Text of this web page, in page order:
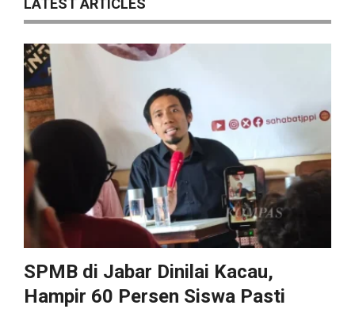
SPMB di Jabar Dinilai Kacau,
Hampir 60 Persen Siswa Pasti